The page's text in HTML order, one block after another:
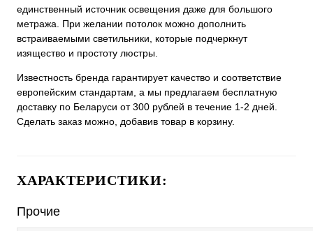
единственный источник освещения даже для большого
метража. При желании потолок можно дополнить
встраиваемыми светильники, которые подчеркнут
изящество и простоту люстры.
Известность бренда гарантирует качество и соответствие
европейским стандартам, а мы предлагаем бесплатную
доставку по Беларуси от 300 рублей в течение 1-2 дней.
Сделать заказ можно, добавив товар в корзину.
ХАРАКТЕРИСТИКИ:
Прочие